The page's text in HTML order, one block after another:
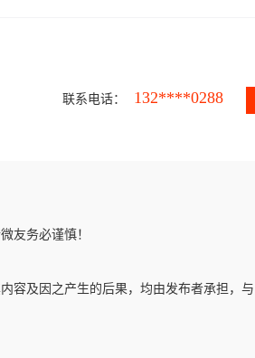
联系电话： 132****0288
友务必谨慎！
容及因之产生的后果，均由发布者承担，与